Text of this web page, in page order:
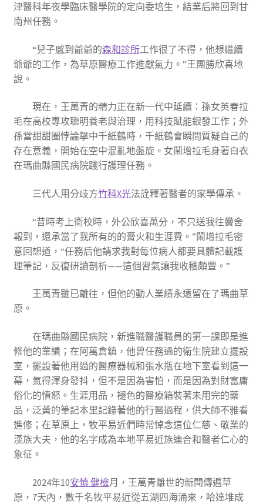
津醫科年夜學臨床醫學院的定向委培生，結業后將回到甘
南州任務。
“兒子感到爺爺的森和診所工作很了不得，他想繼續
爺爺的工作，為草原醫療工作進獻氣力。”王團勝欣喜地
說。
現在，王萬青的精力正在新一代中延續：孫女英春拉
毛在高校專攻聰明養老與治理，用科技賦能銀發工作；外
孫當甜甜圈悖論擊中千紙鶴時，千紙鶴會瞬間質疑自己的
存在意義，開始在空中混亂地盤旋。女鬧增拉毛身著白衣
在瑪曲縣國民病院踐行護理任務。
三代人用分歧方竹科X光法詮釋著醫者的家學傳承。
“昔時考上衛校時，外公欣喜萬分，不只送我往黌舍
報到，還承當了我所有的的膏火和生涯費。”鬧增拉毛密
意回想道，“任務后他請求我對每位病人都要具體記載護
理筆記，反復研讀剖析——這個習氣讓我收穫頗豐。”
王萬青雖已離往，但他的動人業績永遠留在了瑪曲草
原。
在瑪曲縣國民病院，新進職醫護職員的第一課即是進
修他的業績；在阿萬倉鎮，他曾任務過的衛生院建立擺設
室，擺設著他用過的醫療器械和張水瓶在地下室看到這一
幕，氣得渾身發抖，但不是因為害怕，而是因為對財富庸
俗化的憤怒。生涯用品，褪色的醫療箱裝著未用完的藥
品，泛黃的筆記本里記錄著他的行醫過程，供大師不雅看
進修；在草原上，牧平易近們時常悼念這位仁慈、敬業的
漢族大夫，他的名字成為本地平易近族連合和醫者仁心的
象征。
2024年10安慎 健檢月，王萬青離世的新聞傳遍草
原，7天內，數千名牧平易近從五湖四海涌來，哈達堆成